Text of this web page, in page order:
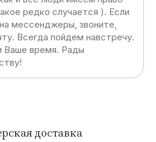
редко случается ). Если
мессенджеры, звоните,
Всегда пойдем навстречу.
Ваше время. Рады
доставка